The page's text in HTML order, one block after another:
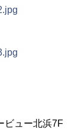
ビュー北浜7F